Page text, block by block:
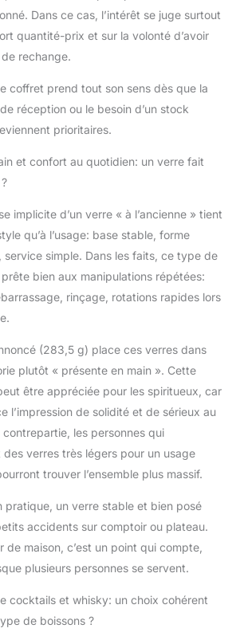
confortable et
compacte qui est
Capacité généreuse
et design élégant :
avec une capacité
verres en vrac sont
cocktails, la bière, le
vin et les jus. Le
surface lisse en
font un plaisir à
tenir et à afficher.
beaux verres à
whisky sont un
les anniversaires,
les mariages, les
célébrations ou les
fêtes. Idéal pour la
les collègues, ils
l'appréciation avec
style.
Dans ce cas, l’intérêt se juge surtout
quantité-prix et sur la volonté d’avoir
rechange.
coffret prend tout son sens dès que la
réception ou le besoin d’un stock
prioritaires.
et confort au quotidien: un verre fait
implicite d’un verre « à l’ancienne » tient
qu’à l’usage: base stable, forme
service simple. Dans les faits, ce type de
bien aux manipulations répétées:
rinçage, rotations rapides lors
(283,5 g) place ces verres dans
plutôt « présente en main ». Cette
être appréciée pour les spiritueux, car
l’impression de solidité et de sérieux au
contrepartie, les personnes qui
des verres très légers pour un usage
trouver l’ensemble plus massif.
pratique, un verre stable et bien posé
accidents sur comptoir ou plateau.
de maison, c’est un point qui compte,
plusieurs personnes se servent.
cocktails et whisky: un choix cohérent
de boissons ?